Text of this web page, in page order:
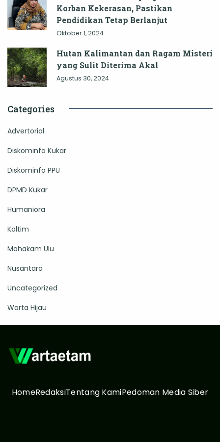
Korban Kekerasan, Pastikan
Pendidikan Tetap Berlanjut
Oktober 1, 2024
Hutan Kalimantan dan Ragam Misteri
yang Sulit Diterima Akal
Agustus 30, 2024
Categories
Advertorial
Diskominfo Kukar
Diskominfo PPU
DPMD Kukar
Humaniora
Kaltim
Mahakam Ulu
Nusantara
Uncategorized
Warta Hijau
HomeRedaksiTentang KamiPedoman Media Siber